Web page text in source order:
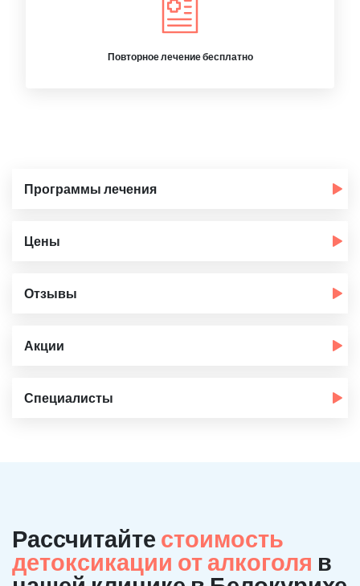
Повторное лечение бесплатно
Программы лечения
Цены
Отзывы
Акции
Специалисты
Рассчитайте стоимость
детоксикации от алкоголя в